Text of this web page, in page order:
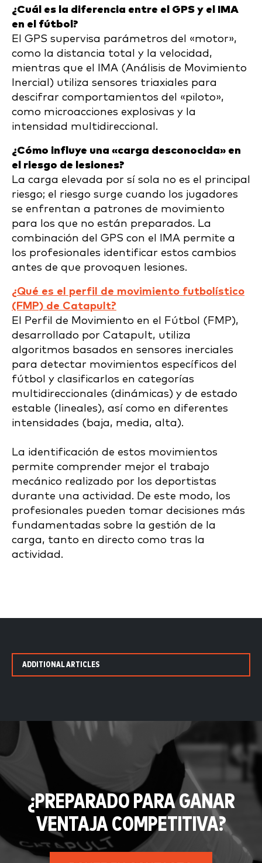
¿Cuál es la diferencia entre el GPS y el IMA
en el fútbol?
El GPS supervisa parámetros del «motor»,
como la distancia total y la velocidad,
mientras que el IMA (Análisis de Movimiento
Inercial) utiliza sensores triaxiales para
descifrar comportamientos del «piloto»,
como microacciones explosivas y la
intensidad multidireccional.
¿Cómo influye una «carga desconocida» en
el riesgo de lesiones?
La carga elevada por sí sola no es el principal
riesgo; el riesgo surge cuando los jugadores
se enfrentan a patrones de movimiento
para los que no están preparados. La
combinación del GPS con el IMA permite a
los profesionales identificar estos cambios
antes de que provoquen lesiones.
¿Qué es el perfil de movimiento futbolístico
(FMP) de Catapult?
El Perfil de Movimiento en el Fútbol (FMP),
desarrollado por Catapult, utiliza
algoritmos basados en sensores inerciales
para detectar movimientos específicos del
fútbol y clasificarlos en categorías
multidireccionales (dinámicas) y de estado
estable (lineales), así como en diferentes
intensidades (baja, media, alta).
La identificación de estos movimientos
permite comprender mejor el trabajo
mecánico realizado por los deportistas
durante una actividad. De este modo, los
profesionales pueden tomar decisiones más
fundamentadas sobre la gestión de la
carga, tanto en directo como tras la
actividad.
ADDITIONAL ARTICLES
¿PREPARADO PARA GANAR
VENTAJA COMPETITIVA?